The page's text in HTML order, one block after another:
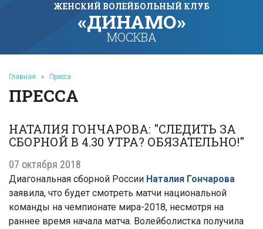
ЖЕНСКИЙ ВОЛЕЙБОЛЬНЫЙ КЛУБ
«ДИНАМО»
МОСКВА
Главная » Пресса
ПРЕССА
НАТАЛИЯ ГОНЧАРОВА: "СЛЕДИТЬ ЗА
СБОРНОЙ В 4.30 УТРА? ОБЯЗАТЕЛЬНО!"
07 октября 2018
Диагональная сборной России Наталия Гончарова
заявила, что будет смотреть матчи национальной
команды на чемпионате мира-2018, несмотря на
раннее время начала матча. Волейболистка получила